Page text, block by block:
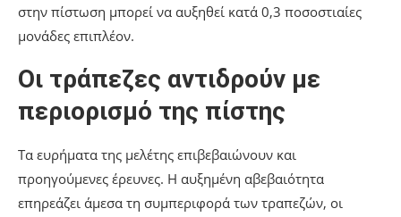
στην πίστωση μπορεί να αυξηθεί κατά 0,3 ποσοστιαίες
μονάδες επιπλέον.
Οι τράπεζες αντιδρούν με
περιορισμό της πίστης
Τα ευρήματα της μελέτης επιβεβαιώνουν και
προηγούμενες έρευνες. Η αυξημένη αβεβαιότητα
επηρεάζει άμεσα τη συμπεριφορά των τραπεζών, οι